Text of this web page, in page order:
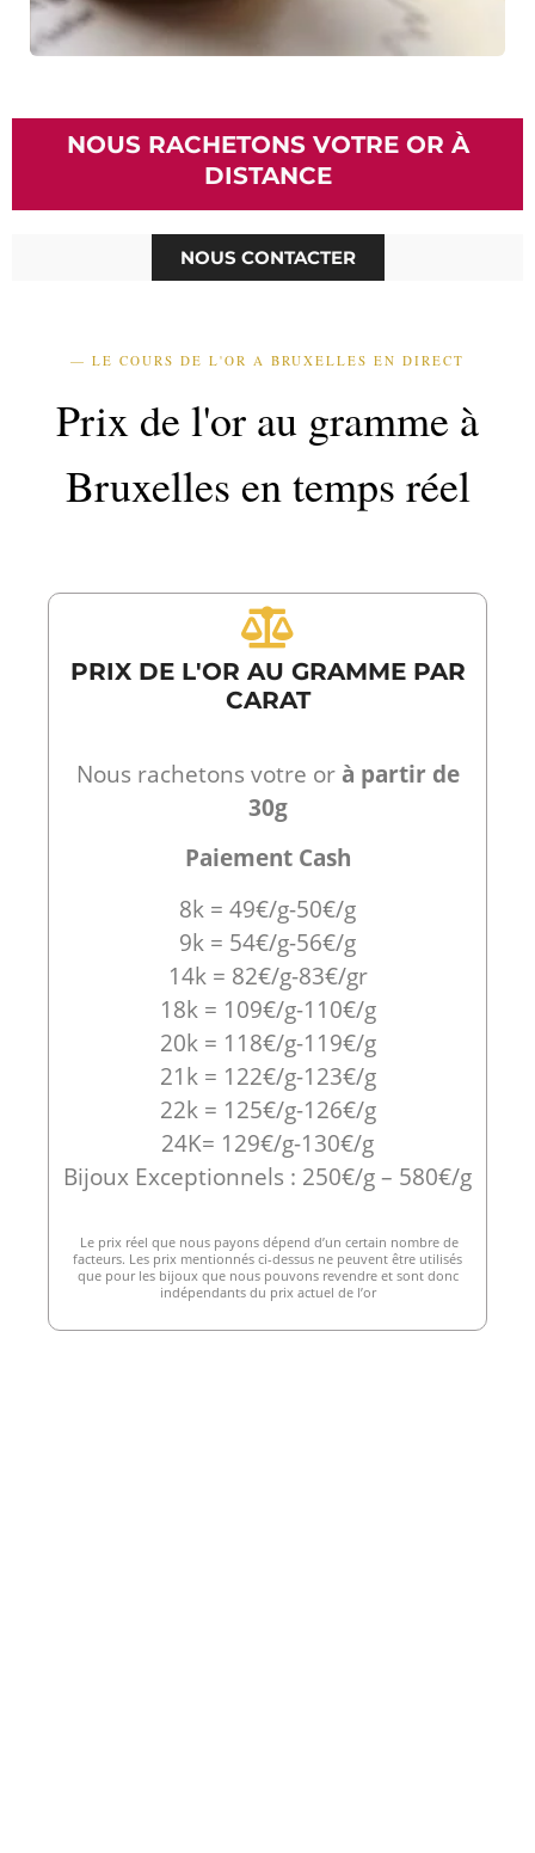
NOUS RACHETONS VOTRE OR À
DISTANCE
NOUS CONTACTER
— LE COURS DE L'OR A BRUXELLES EN DIRECT
Prix de l'or au gramme à
Bruxelles en temps réel
PRIX DE L'OR AU GRAMME PAR
CARAT
Nous rachetons votre orà partir de
30g
Paiement Cash
8k = 49€/g-50€/g
9k = 54€/g-56€/g
14k = 82€/g-83€/gr
18k = 109€/g-110€/g
20k = 118€/g-119€/g
21k = 122€/g-123€/g
22k = 125€/g-126€/g
24K= 129€/g-130€/g
Bijoux Exceptionnels : 250€/g – 580€/g
Le prix réel que nous payons dépend d’un certain nombre de
facteurs. Les prix mentionnés ci-dessus ne peuvent être utilisés
que pour les bijoux que nous pouvons revendre et sont donc
indépendants du prix actuel de l’or